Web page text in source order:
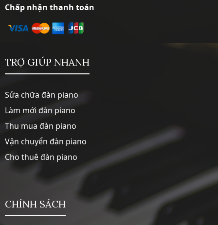
Chấp nhận thanh toán
TRỢ GIÚP NHANH
Sửa chữa đàn piano
Làm mới đàn piano
Thu mua đàn piano
Vận chuyển đàn piano
Cho thuê đàn piano
CHÍNH SÁCH